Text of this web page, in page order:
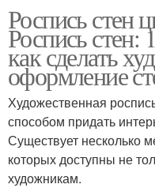
Роспись стен
Роспись стен:
как сделать
оформление
Художественная
способом придать
Существует несколько
которых доступны не
художникам.